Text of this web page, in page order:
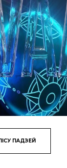
ПАДЗЕЙ